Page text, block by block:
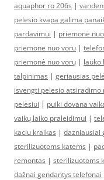
aquaphor ro 206s |
pelesio kvapa galima
pardavimui | priemonė
priemone nuo voru |
priemonė nuo vorų | lauko
talpinimas | geriausias
isvengti pelesio atsiradimo
pelėsiui | puiki dovana
vaikų laiko praleidimui |
kaciu kraikas | dazniausiai
sterilizuotoms katėms |
remontas | sterilizuotoms
dažnai gendantys telefonai